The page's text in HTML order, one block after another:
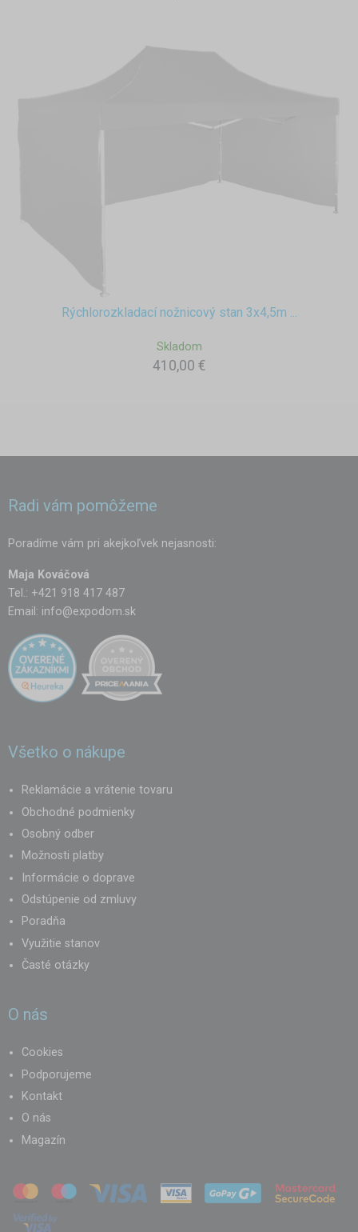
Rýchlorozkladací nožnicový stan 3x4,5m ...
Skladom
410,00 €
Radi vám pomôžeme
Poradíme vám pri akejkoľvek nejasnosti:
Maja Kováčová
Tel.: +421 918 417 487
Email: info@expodom.sk
Všetko o nákupe
Reklamácie a vrátenie tovaru
Obchodné podmienky
Osobný odber
Možnosti platby
Informácie o doprave
Odstúpenie od zmluvy
Poradňa
Využitie stanov
Časté otázky
O nás
Cookies
Podporujeme
Kontakt
O nás
Magazín